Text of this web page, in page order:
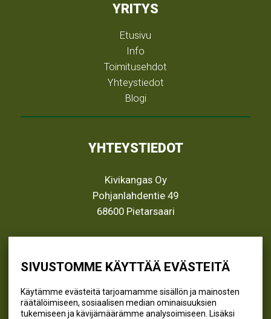
SIVUSTOMME KÄYTTÄÄ EVÄSTEITÄ
Käytämme evästeitä tarjoamamme sisällön ja mainosten
räätälöimiseen, sosiaalisen median ominaisuuksien
tukemiseen ja kävijämäärämme analysoimiseen. Lisäksi
YRITYS
Etusivu
Info
Toimitusehdot
Yhteystiedot
Blogi
YHTEYSTIEDOT
Kivikangas Oy
Pohjanlahdentie 49
68600 Pietarsaari
(06) 781 2900
SEURAA MEITÄ